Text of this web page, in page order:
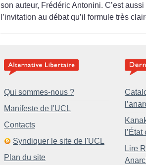
son auteur, Frédéric Antonini. C’est
l’invitation au débat qu’il formule très
Qui sommes-nous ?
Manifeste de l'UCL
Contacts
Syndiquer le site de l'UCL
Plan du site
Lire